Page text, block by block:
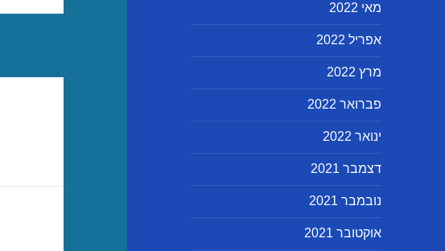
מאי 2022
אפריל 2022
מרץ 2022
פברואר 2022
ינואר 2022
דצמבר 2021
נובמבר 2021
אוקטובר 2021